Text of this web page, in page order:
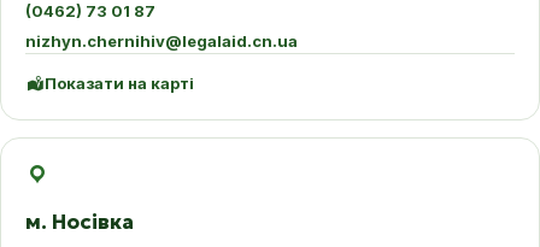
(0462) 73 01 87
nizhyn.chernihiv@legalaid.cn.ua
Показати на карті
м. Носівка